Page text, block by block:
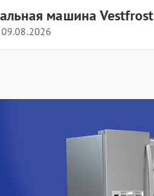
машина Vestfrost